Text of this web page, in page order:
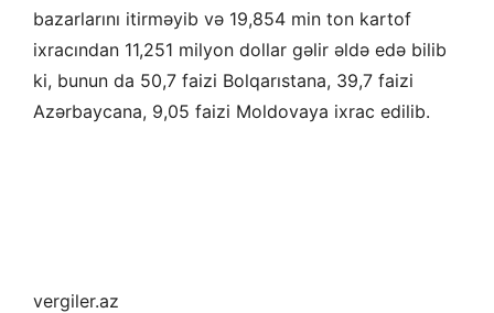
bazarlarını itirməyib və 19,854 min ton kartof
ixracından 11,251 milyon dollar gəlir əldə edə bilib
ki, bunun da 50,7 faizi Bolqarıstana, 39,7 faizi
Azərbaycana, 9,05 faizi Moldovaya ixrac edilib.
vergiler.az